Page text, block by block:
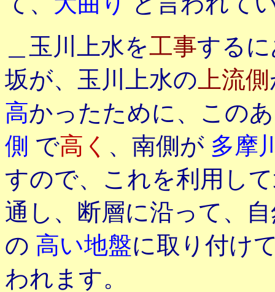
＿玉川上水を工事する
坂が、玉川上水の 上流側
高かったために、この
側 で高く 、南側が 多摩
すので、これを利用し
通し、断層に沿って、
の 高い地盤に取り付け
われます。